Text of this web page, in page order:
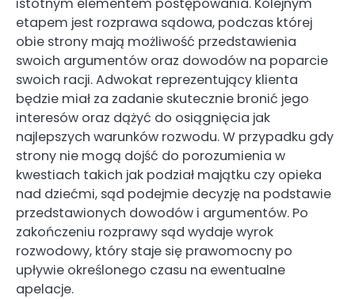
etapem jest rozprawa sądowa, podczas której
obie strony mają możliwość przedstawienia
swoich argumentów oraz dowodów na poparcie
swoich racji. Adwokat reprezentujący klienta
będzie miał za zadanie skutecznie bronić jego
interesów oraz dążyć do osiągnięcia jak
najlepszych warunków rozwodu. W przypadku gdy
strony nie mogą dojść do porozumienia w
kwestiach takich jak podział majątku czy opieka
nad dziećmi, sąd podejmie decyzję na podstawie
przedstawionych dowodów i argumentów. Po
zakończeniu rozprawy sąd wydaje wyrok
rozwodowy, który staje się prawomocny po
upływie określonego czasu na ewentualne
apelacje.